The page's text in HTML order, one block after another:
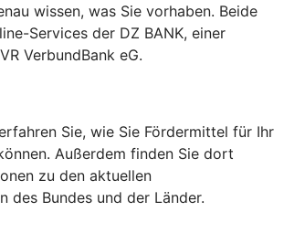
wissen, was Sie vorhaben. Beide
Services der DZ BANK, einer
VerbundBank eG.
Sie, wie Sie Fördermittel für Ihr
Außerdem finden Sie dort
zu den aktuellen
des Bundes und der Länder.